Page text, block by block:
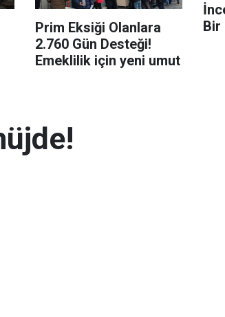
Prim Eksiği Olanlara
2.760 Gün Desteği!
Emeklilik için yeni umut
Bir